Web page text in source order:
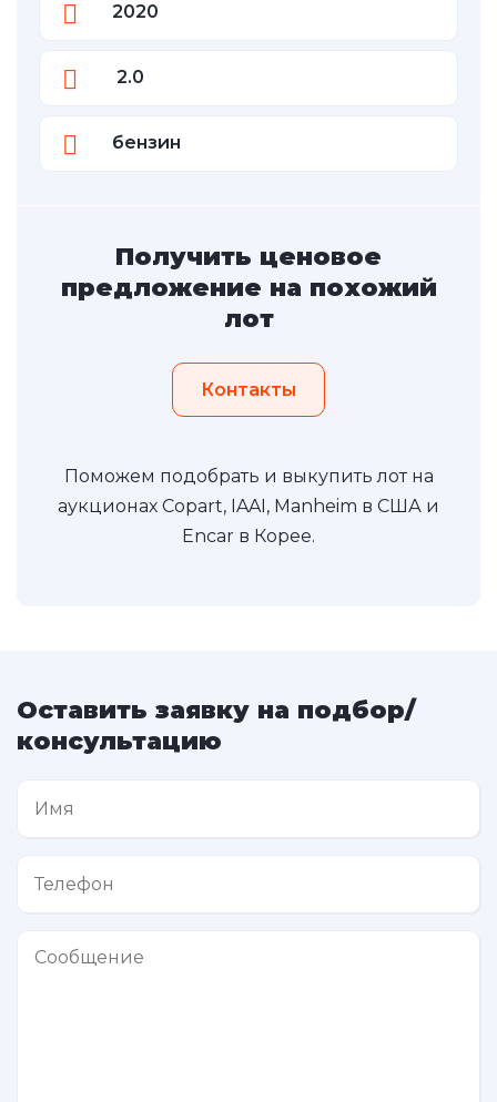
2020
2.0
бензин
Получить ценовое
предложение на похожий
лот
Контакты
Поможем подобрать и выкупить лот на
аукционах Copart, IAAI, Manheim в США и
Encar в Корее.
Оставить заявку на подбор/
консультацию